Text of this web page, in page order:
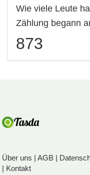
Wie viele Leute
Zählung begann
873
Über uns |AGB |
| Kontakt